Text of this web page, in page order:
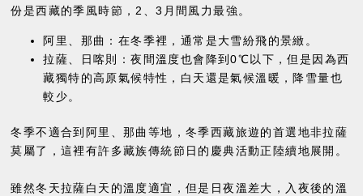
份是西藏的季風時節，2、3月間風力最強。
阿里、那曲：在冬季裡，通常是大雪紛飛的景緻。
拉薩、日喀則：夜間溫度也會降到0℃以下，但是因為西
藏獨特的高原氣候特性，白天還是氣候溫暖，降雪量也
較少。
冬季不適合到阿里、那曲等地，冬季西藏旅遊的首選地非拉薩
莫屬了，這裡有許多藏族傳統節日的慶典活動正陸續地展開。
雖然冬天拉薩白天的溫度適宜，但是日夜溫差大，入夜後的溫